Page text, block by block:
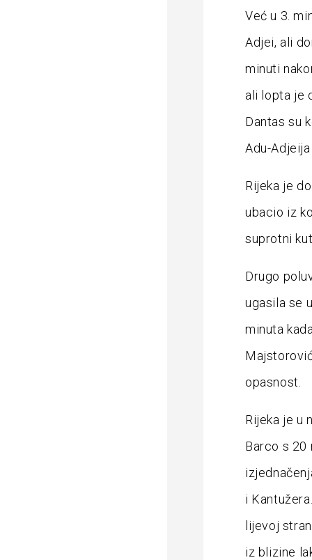
Već u 3.
Adjei, ali
minuti
ali lopta je
Dantas su
Adu-
Rijeka je
ubacio iz
suprotni
Drugo
ugasila se
minuta
opasnost.
Rijeka je u
Barco s 20
i
lijevoj
iz blizine